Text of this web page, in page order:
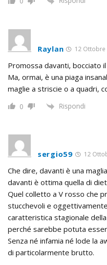
Raylan 12 Ottobre
Promossa davanti, bocciato
Ma, ormai, è una piaga
maglie a striscie o a quadri,
0 Rispondi
sergio59 12
Che dire, davanti è una
davanti è ottima quella di
Quel colletto a V rosso che
stucchevoli e
caratteristica stagionale
perché sarebbe potuta
Senza né infamia né lode la
di particolarmente brutto.